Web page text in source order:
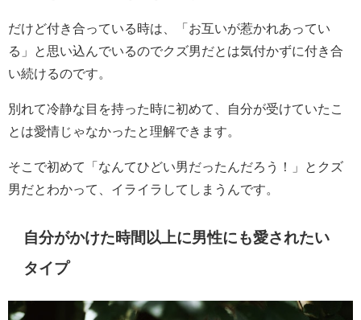
だけど付き合っている時は、「お互いが惹かれあってい
る」と思い込んでいるのでクズ男だとは気付かずに付き合
い続けるのです。
別れて冷静な目を持った時に初めて、自分が受けていたこ
とは愛情じゃなかったと理解できます。
そこで初めて「なんてひどい男だったんだろう！」とクズ
男だとわかって、イライラしてしまうんです。
自分がかけた時間以上に男性にも愛されたい
タイプ